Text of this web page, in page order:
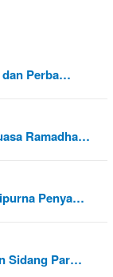
dan Perba…
Ramadha…
Penya…
Sidang Par…